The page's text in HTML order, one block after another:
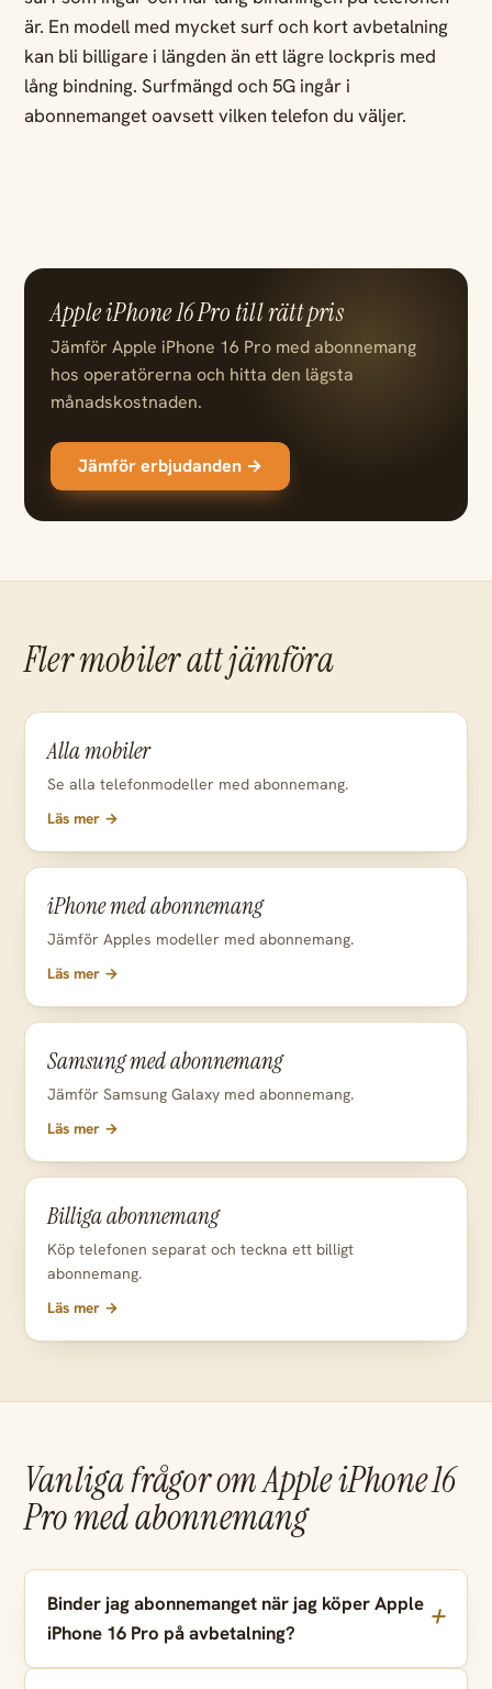
är. En modell med mycket surf och kort avbetalning
kan bli billigare i längden än ett lägre lockpris med
lång bindning. Surfmängd och 5G ingår i
abonnemanget oavsett vilken telefon du väljer.
Apple iPhone 16 Pro till rätt pris
Jämför Apple iPhone 16 Pro med abonnemang
hos operatörerna och hitta den lägsta
månadskostnaden.
Jämför erbjudanden →
Fler mobiler att jämföra
Alla mobiler
Se alla telefonmodeller med abonnemang.
Läs mer →
iPhone med abonnemang
Jämför Apples modeller med abonnemang.
Läs mer →
Samsung med abonnemang
Jämför Samsung Galaxy med abonnemang.
Läs mer →
Billiga abonnemang
Köp telefonen separat och teckna ett billigt
abonnemang.
Läs mer →
Vanliga frågor om Apple iPhone 16
Pro med abonnemang
Binder jag abonnemanget när jag köper Apple
iPhone 16 Pro på avbetalning?